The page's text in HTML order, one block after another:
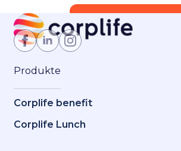
Jetzt Mitglied werden
Produkte
Corplife benefit
Corplife Lunch